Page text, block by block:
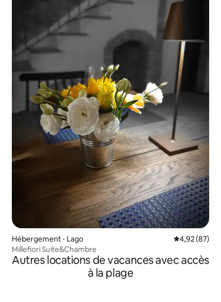
Hébergement ⋅ Lago Évaluation
4,92 (87)
Millefiori Suite&Chambre
Autres locations de vacances avec accès
à la plage